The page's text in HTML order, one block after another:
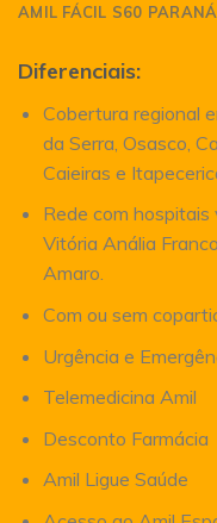
AMIL FÁCIL S60 PARANÁ
Diferenciais:
Cobertura regional
da Serra, Osasco,
Caieiras e
Rede com
Vitória Anália
Amaro.
Com ou sem
Urgência e
Telemedicina Amil
Desconto Farmácia
Amil Ligue Saúde